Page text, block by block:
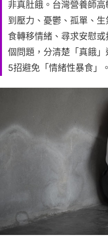
非真肚餓。台灣營養師
到壓力、憂鬱、孤單、
食轉移情緒、尋求安慰
個問題，分清楚「真餓
5招避免「情緒性暴食」。